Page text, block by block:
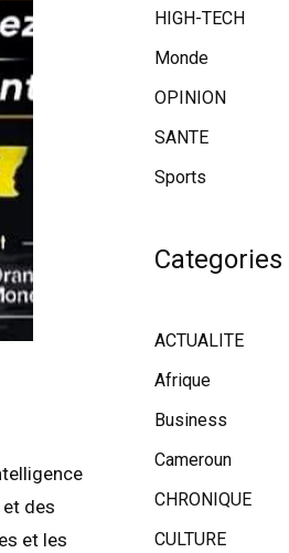
des
et les
HIGH-TECH
Monde
OPINION
SANTE
Sports
Categories
ACTUALITE
Afrique
Business
Cameroun
CHRONIQUE
CULTURE